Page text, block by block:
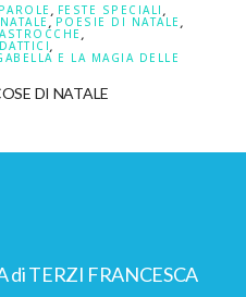
, FESTE SPECIALI ,
NATALE , POESIE DI NATALE ,
,
,
E LA MAGIA DELLE
DI NATALE
TERZI FRANCESCA